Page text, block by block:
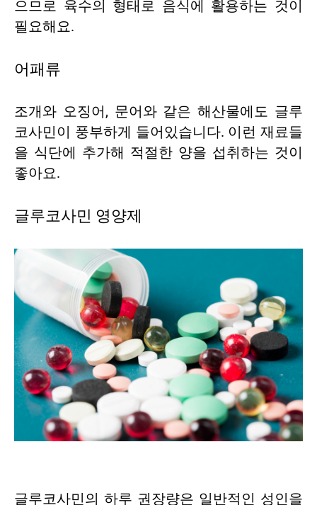
으므로 육수의 형태로 음식에 활용하는 것이
필요해요.
어패류
조개와 오징어, 문어와 같은 해산물에도 글루
코사민이 풍부하게 들어있습니다. 이런 재료들
을 식단에 추가해 적절한 양을 섭취하는 것이
좋아요.
글루코사민 영양제
글루코사민의 하루 권장량은 일반적인 성인을